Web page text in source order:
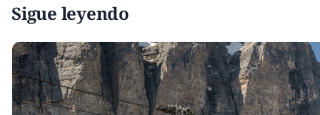
Sigue leyendo